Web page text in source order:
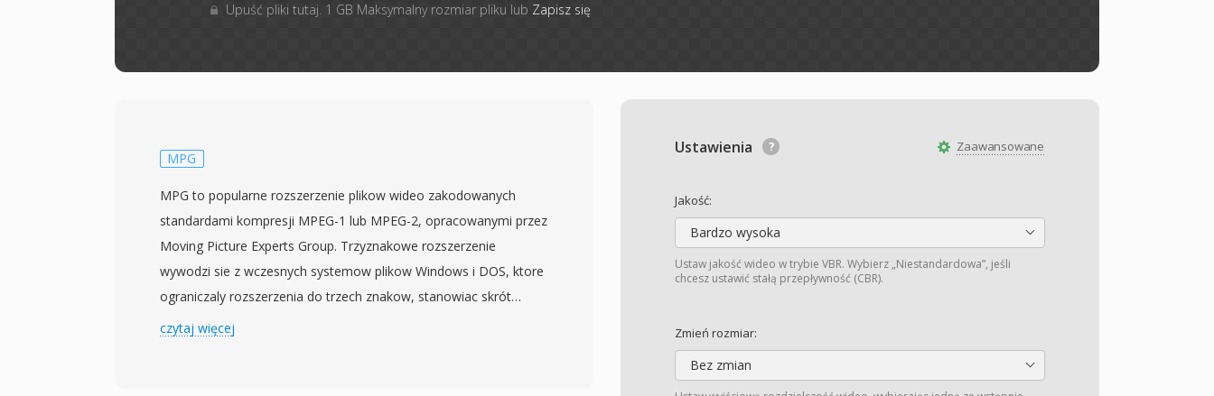
Upuść pliki tutaj. 1 GB Maksymalny rozmiar pliku lub Zapisz się
Zaawansowane
Ustawienia
Jakość:
Bardzo wysoka
Ustaw jakość wideo w trybie VBR. Wybierz „Niestandardowa”, jeśli
chcesz ustawić stałą przepływność (CBR).
Zmień rozmiar:
Bez zmian
MPG
MPG to popularne rozszerzenie plikow wideo zakodowanych
standardami kompresji MPEG-1 lub MPEG-2, opracowanymi przez
Moving Picture Experts Group. Trzyznakowe rozszerzenie
wywodzi sie z wczesnych systemow plikow Windows i DOS, ktore
ograniczaly rozszerzenia do trzech znakow, stanowiac skrót
dluzszego oznaczenia MPEG. Pliki MPG zawieraja strumienie
czytaj więcej